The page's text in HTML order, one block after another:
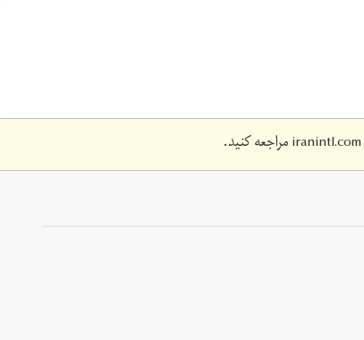
iranintl.comمراجعه کنید.